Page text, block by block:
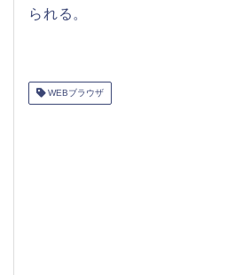
られる。
WEBブラウザ